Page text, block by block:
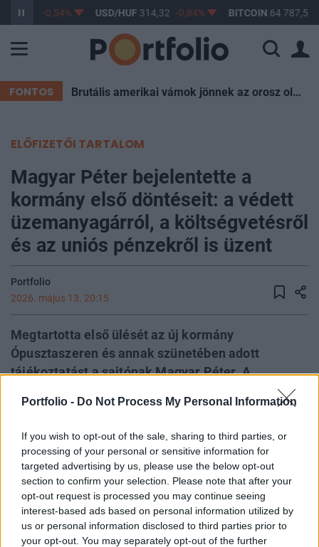
Portfolio - Do Not Process My Personal Information
If you wish to opt-out of the sale, sharing to third parties, or
processing of your personal or sensitive information for
targeted advertising by us, please use the below opt-out
section to confirm your selection. Please note that after your
opt-out request is processed you may continue seeing
interest-based ads based on personal information utilized by
us or personal information disclosed to third parties prior to
your opt-out. You may separately opt-out of the further
363,45 -0,54% USD/HUF314,32 -0,84% BITCOIN64 787,51
FONTOS Brutális amerikai vámok jönnek az orosz olaj miatt, Magyarország is aggódhat
ELŐFIZETŐI TARTALOM
Magyar Péter bejelentette a
kormány első döntéseit: a védett
üzemanyagárról, a költségvetésről
és az uniós pénzekről is üzent
Portfolio
2026. május 13. 20:15
Megtartotta első ülését az új kormány
Ópusztaszeren és annak szünetében adott
tájékoztatást a sajtónak Magyar Péter. A
útjának időpontját, elmondása szerint kiemelt
meghallgatták Hernádi Zsoltot, a Mol elnök-
vezérigazgatóját az üzemanyagpiacról.
Bejelentette, hogy a kormány döntést hoz arról,
hogy minden, a rendes gazdálkodás körét
meghaladó kötelezettségvállalást csakis a
pénzügyminiszter aláírásával lehet teljesíteni. A